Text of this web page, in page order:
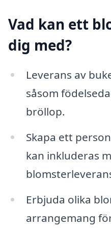
Vad kan ett
dig med?
Leverans av
såsom
bröllop.
Skapa ett
kan inkluderas
Erbjuda olika
arrangemang